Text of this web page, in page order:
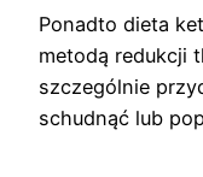
Ponadto dieta
metodą redukcji
szczególnie
schudnąć lub